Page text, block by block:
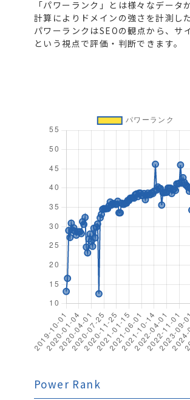
「パワーランク」とは様々なデータ
計算によりドメインの強さを計測し
パワーランクはSEOの観点から、サ
という視点で評価・判断できます。
Power Rank